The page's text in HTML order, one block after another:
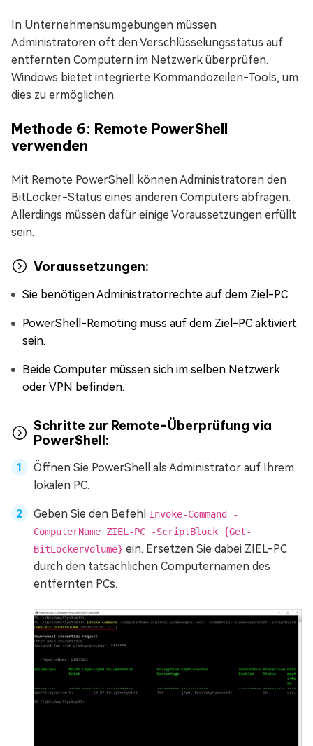
In Unternehmensumgebungen müssen
Administratoren oft den Verschlüsselungsstatus auf
entfernten Computern im Netzwerk überprüfen.
Windows bietet integrierte Kommandozeilen-Tools, um
dies zu ermöglichen.
Methode 6: Remote PowerShell
verwenden
Mit Remote PowerShell können Administratoren den
BitLocker-Status eines anderen Computers abfragen.
Allerdings müssen dafür einige Voraussetzungen erfüllt
sein.
Voraussetzungen:
Sie benötigen Administratorrechte auf dem Ziel-PC.
PowerShell-Remoting muss auf dem Ziel-PC aktiviert
sein.
Beide Computer müssen sich im selben Netzwerk
oder VPN befinden.
Schritte zur Remote-Überprüfung via
PowerShell:
Öffnen Sie PowerShell als Administrator auf Ihrem
lokalen PC.
Geben Sie den Befehl Invoke-Command -
ComputerName ZIEL-PC -ScriptBlock {Get-
BitLockerVolume} ein. Ersetzen Sie dabei ZIEL-PC
durch den tatsächlichen Computernamen des
entfernten PCs.